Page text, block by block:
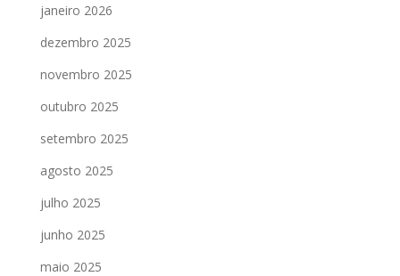
janeiro 2026
dezembro 2025
novembro 2025
outubro 2025
setembro 2025
agosto 2025
julho 2025
junho 2025
maio 2025